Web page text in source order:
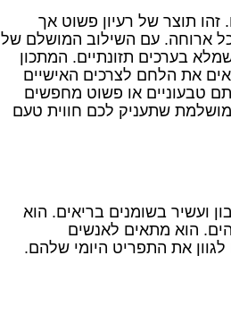
תוצר של רעיון פשוט אך
ארוחה. עם השילוב המושלם של
בערכים תזונתיים. המתכון
את הלחם לצרכים האישיים
טבעוניים או פשוט מחפשים
שתעניק לכם חווית טעם
ועשיר בשומנים בריאים. הוא
הוא מתאים לאנשים
את התפריט היומי שלהם.